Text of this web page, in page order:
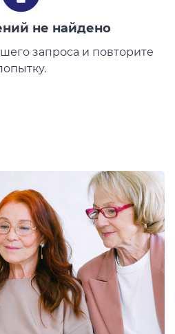
не найдено
запроса и повторите